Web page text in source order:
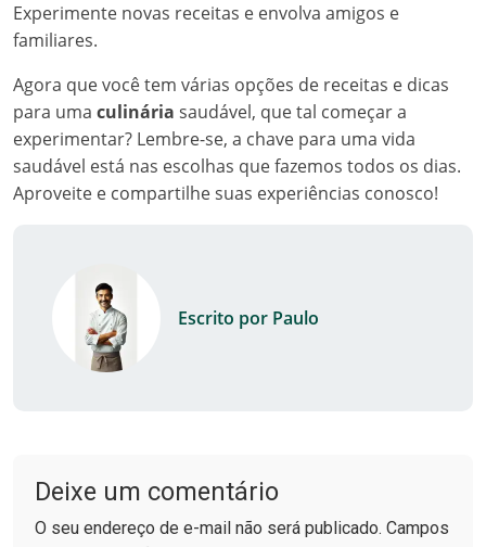
Experimente novas receitas e envolva amigos e
familiares.
Agora que você tem várias opções de receitas e dicas
para uma culinária saudável, que tal começar a
experimentar? Lembre-se, a chave para uma vida
saudável está nas escolhas que fazemos todos os dias.
Aproveite e compartilhe suas experiências conosco!
Escrito por Paulo
Deixe um comentário
O seu endereço de e-mail não será publicado. Campos